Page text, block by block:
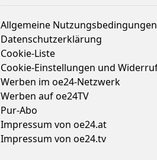
Allgemeine Nutzungsbedingungen
Datenschutzerklärung
Cookie-Liste
Cookie-Einstellungen und
Werben im oe24-Netzwerk
Werben auf oe24TV
Pur-Abo
Impressum von oe24.at
Impressum von oe24.tv